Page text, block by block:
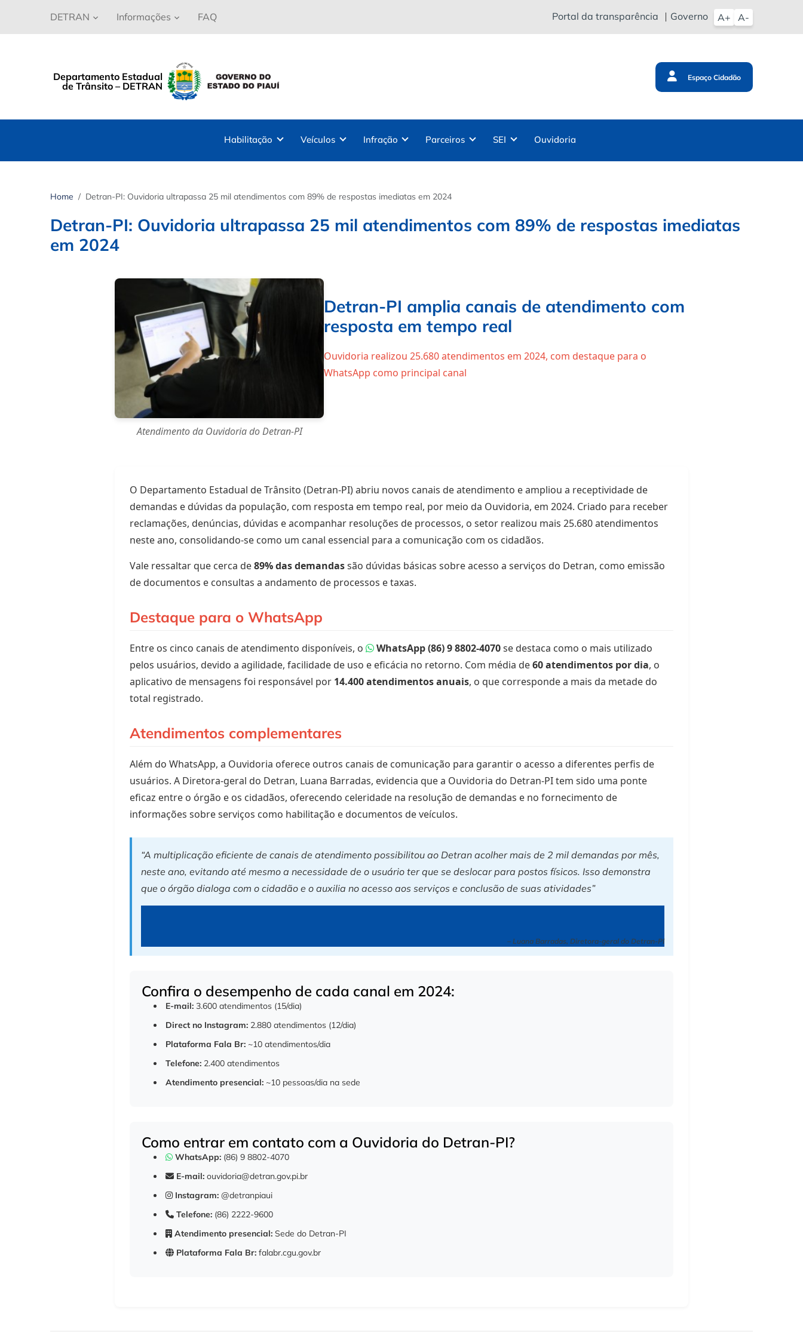
DETRAN Informações FAQ Portal da transparência Governo A+ A-
Departamento Estadual
de Trânsito – DETRAN
Espaço Cidadão
Habilitação Veículos Infração Parceiros SEI Ouvidoria
Home Detran-PI: Ouvidoria ultrapassa 25 mil atendimentos com 89% de respostas imediatas em 2024
Detran-PI: Ouvidoria ultrapassa 25 mil atendimentos com 89% de respostas imediatas
em 2024
Atendimento da Ouvidoria do Detran-PI
Detran-PI amplia canais de atendimento com
resposta em tempo real
Ouvidoria realizou 25.680 atendimentos em 2024, com destaque para o
WhatsApp como principal canal
O Departamento Estadual de Trânsito (Detran-PI) abriu novos canais de atendimento e ampliou a receptividade de
demandas e dúvidas da população, com resposta em tempo real, por meio da Ouvidoria, em 2024. Criado para receber
reclamações, denúncias, dúvidas e acompanhar resoluções de processos, o setor realizou mais 25.680 atendimentos
neste ano, consolidando-se como um canal essencial para a comunicação com os cidadãos.
Vale ressaltar que cerca de89% das demandassão dúvidas básicas sobre acesso a serviços do Detran, como emissão
de documentos e consultas a andamento de processos e taxas.
Destaque para o WhatsApp
Entre os cinco canais de atendimento disponíveis, o WhatsApp (86) 9 8802-4070se destaca como o mais utilizado
pelos usuários, devido a agilidade, facilidade de uso e eficácia no retorno. Com média de60 atendimentos por dia, o
aplicativo de mensagens foi responsável por 14.400 atendimentos anuais, o que corresponde a mais da metade do
total registrado.
Atendimentos complementares
Além do WhatsApp, a Ouvidoria oferece outros canais de comunicação para garantir o acesso a diferentes perfis de
usuários. A Diretora-geral do Detran, Luana Barradas, evidencia que a Ouvidoria do Detran-PI tem sido uma ponte
eficaz entre o órgão e os cidadãos, oferecendo celeridade na resolução de demandas e no fornecimento de
informações sobre serviços como habilitação e documentos de veículos.
“A multiplicação eficiente de canais de atendimento possibilitou ao Detran acolher mais de 2 mil demandas por mês,
neste ano, evitando até mesmo a necessidade de o usuário ter que se deslocar para postos físicos. Isso demonstra
que o órgão dialoga com o cidadão e o auxilia no acesso aos serviços e conclusão de suas atividades”
– Luana Barradas, Diretora-geral do Detran-PI
Confira o desempenho de cada canal em 2024:
E-mail: 3.600 atendimentos (15/dia)
Direct no Instagram: 2.880 atendimentos (12/dia)
Plataforma Fala Br: ~10 atendimentos/dia
Telefone: 2.400 atendimentos
Atendimento presencial: ~10 pessoas/dia na sede
Como entrar em contato com a Ouvidoria do Detran-PI?
WhatsApp: (86) 9 8802-4070
E-mail: ouvidoria@detran.gov.pi.br
Instagram: @detranpiaui
Telefone: (86) 2222-9600
Atendimento presencial: Sede do Detran-PI
Plataforma Fala Br: falabr.cgu.gov.br